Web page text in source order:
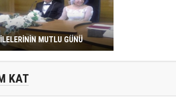
MUTLU GÜNÜ
KAT